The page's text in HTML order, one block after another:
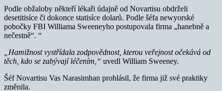
Podle obžaloby někteří lékaři údajně od Novartisu obdrželi
desetitisíce či dokonce statisíce dolarů. Podle šéfa newyorské
pobočky FBI Williama Sweeneyho postupovala firma „hanebně a
nečestně“. “
„Hamižnost vystřídala zodpovědnost, kterou veřejnost očekává od
těch, kdo se zabývají léčením,“ uvedl William Sweeney.
Šéf Novartisu Vas Narasimhan prohlásil, že firma již své praktiky
změnila.